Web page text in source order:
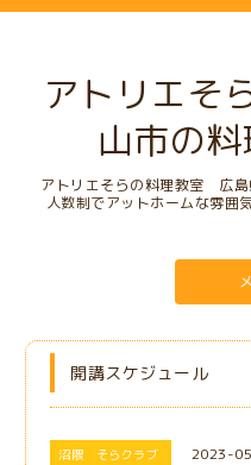
アトリエ
山市の
アトリエそらの料理教室 広
人数制でアットホームな雰囲
開講スケジュール
沼隈 そらクラブ 2023-